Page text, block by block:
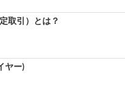
取引）とは？
ヤー)